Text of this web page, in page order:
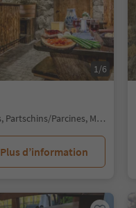
1/6
Parcines/Partschins, Partschins/Parcines, Meran/Merano and environs
Plus d’information